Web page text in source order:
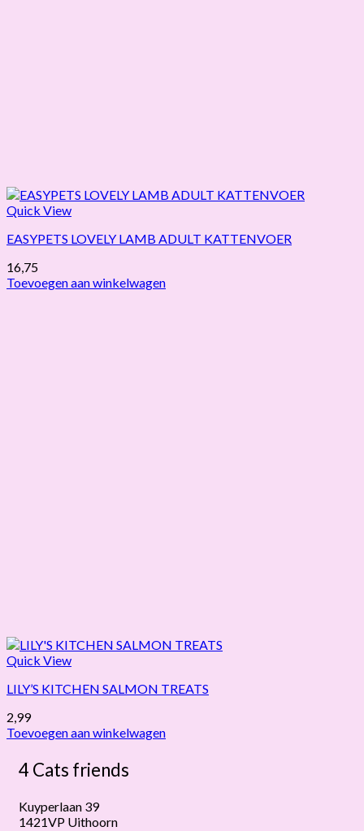
Quick View
EASYPETS LOVELY LAMB ADULT KATTENVOER
16,75
Toevoegen aan winkelwagen
Quick View
LILY’S KITCHEN SALMON TREATS
2,99
Toevoegen aan winkelwagen
4 Cats friends
Kuyperlaan 39
1421VP Uithoorn